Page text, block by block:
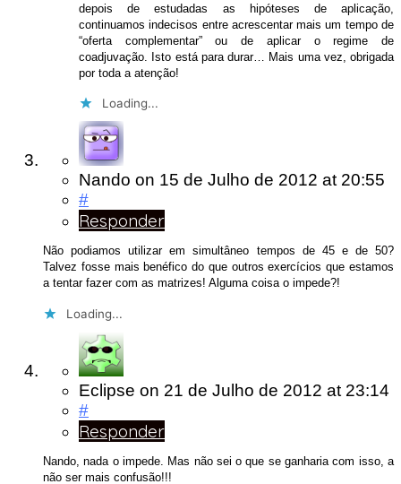
depois de estudadas as hipóteses de aplicação,
continuamos indecisos entre acrescentar mais um tempo de
“oferta complementar” ou de aplicar o regime de
coadjuvação. Isto está para durar… Mais uma vez, obrigada
por toda a atenção!
Loading...
Nando on 15 de Julho de 2012 at 20:55
#
Responder
Não podiamos utilizar em simultâneo tempos de 45 e de 50?
Talvez fosse mais benéfico do que outros exercícios que estamos
a tentar fazer com as matrizes! Alguma coisa o impede?!
Loading...
Eclipse on 21 de Julho de 2012 at 23:14
#
Responder
Nando, nada o impede. Mas não sei o que se ganharia com isso, a
não ser mais confusão!!!